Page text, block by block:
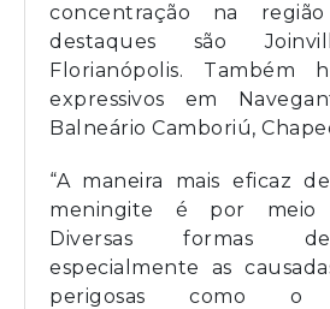
concentração na
destaques são
Florianópolis. Também
expressivos em
Balneário Camboriú,
“A maneira mais eficaz
meningite é por meio
Diversas formas
especialmente as
perigosas como o